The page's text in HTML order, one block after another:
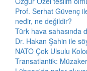
Prof. Serhat Güvenç
nedir, ne değildir?
Türk hava sahasında
Dr. Hakan Şahin ile
NATO Çok Ulsulu
Transatlantik: